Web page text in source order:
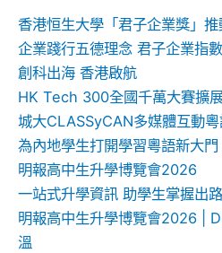
香港恒生大學「君子企業獎」
企業踐行五德理念 君子企業指
創科出海 香港啟航
HK Tech 300全國千萬大賽擴
城大CLASSyCAN多媒體互動粵
為內地學生打開學習粵語新大門
明報高中生升學博覽會2026
一站式升學資訊 助學生掌握出路
明報高中生升學博覽會2026 |
溫